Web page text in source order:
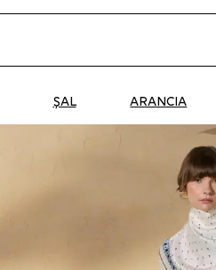
ŞAL ARANCIA